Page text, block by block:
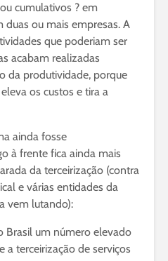
cumulativos ? em
ou mais empresas. A
que poderiam ser
acabam realizadas
da produtividade, porque
os custos e tira a
ainda fosse
à frente fica ainda mais
da terceirização (contra
e várias entidades da
vem lutando):
Brasil um número elevado
a terceirização de serviços